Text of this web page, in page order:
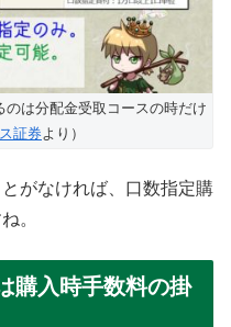
は分配金受取コースの時だけ
証券より）
がなければ、口数指定購
。
購入時手数料の掛